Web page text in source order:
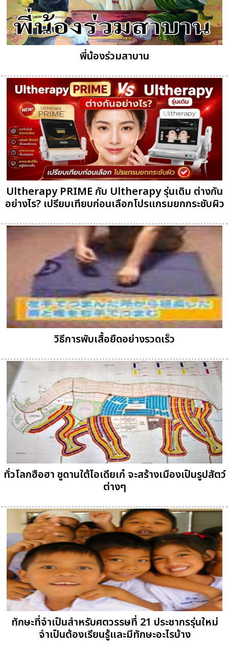
พี่น้องร่วมสาบาน
Ultherapy PRIME กับ Ultherapy รุ่นเดิม ต่างกัน
อย่างไร? เปรียบเทียบก่อนเลือกโปรแกรมยกกระชับผิว
วิธีการพับเสื้อยืดอย่างรวดเร็ว
ทั่วโลกฮือฮา ซูดานใต้ไอเดียเก๋ จะสร้างเมืองเป็นรูปสัตว์
ต่างๆ
ทักษะที่จำเป็นสำหรับศตวรรษที่ 21 ประชากรรุ่นใหม่
จำเป็นต้องเรียนรู้และมีทักษะอะไรบ้าง